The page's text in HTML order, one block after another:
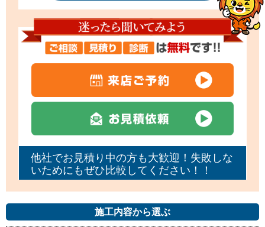
他社でお見積り中の方も大歓迎！失敗しな
いためにもぜひ比較してください！！
施工内容から選ぶ